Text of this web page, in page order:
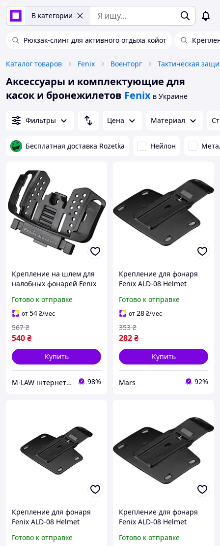
В категории
Рюкзак-слинг для активного отдыха койот
Каталог товаров Fenix Военторг Тактическая
Аксессуары и комплектующие для
касок и бронежилетов Fenix в Украине
Фильтры Цена Материал
Бесплатная доставка Rozetka Нейлон
Крепление на шлем для
налобных фонарей Fenix
Готово к отправке
от54₴/мес
540₴
567 ₴
Купить
M-LAW інтернет-магазин M-LAW.COM.UA 98%
Крепление для фонаря
Fenix ALD-08 Helmet
Готово к отправке
от28₴/мес
282₴
353 ₴
Купить
Mars 92%
Крепление для фонаря
Fenix ALD-08 Helmet
Готово к отправке
Крепление для фонаря
Fenix ALD-08 Helmet
Готово к отправке